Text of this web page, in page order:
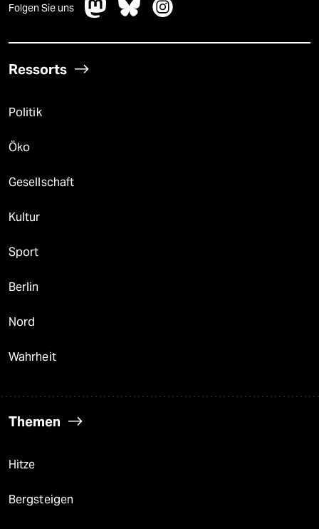
Folgen Sie uns
Ressorts
Politik
Öko
Gesellschaft
Kultur
Sport
Berlin
Nord
Wahrheit
Themen
Hitze
Bergsteigen